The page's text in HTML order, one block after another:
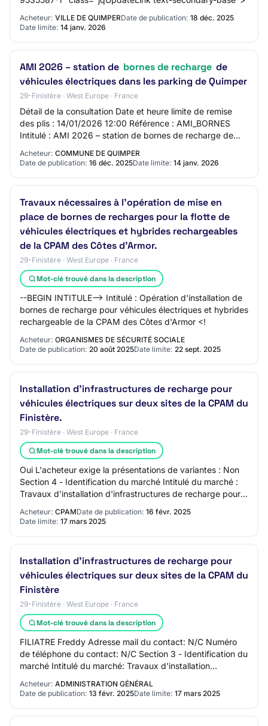
Acheteur: VILLE DE QUIMPERDate de publication: 18 déc. 2025
Date limite: 14 janv. 2026
AMI 2026 – station de bornes de recharge de
véhicules électriques dans les parking de Quimper
29-Finistère · West Europe · France
Détail de la consultation Date et heure limite de remise
des plis : 14/01/2026 12:00 Référence : AMI_BORNES
Intitulé : AMI 2026 – station de bornes de recharge de
Acheteur: COMMUNE DE QUIMPER
Date de publication: 16 déc. 2025Date limite: 14 janv. 2026
Travaux nécessaires à l’opération de mise en
place de bornes de recharges pour la flotte de
véhicules électriques et hybrides rechargeables
de la CPAM des Côtes d’Armor.
29-Finistère · West Europe · France
Mot-clé trouvé dans la description
--BEGIN INTITULE--> Intitulé : Opération d'installation de
bornes de recharge pour véhicules électriques et hybrides
rechargeable de la CPAM des Côtes d'Armor <!
Acheteur: ORGANISMES DE SÉCURITÉ SOCIALE
Date de publication: 20 août 2025Date limite: 22 sept. 2025
Installation d'infrastructures de recharge pour
véhicules électriques sur deux sites de la CPAM du
Finistère.
29-Finistère · West Europe · France
Mot-clé trouvé dans la description
Oui L'acheteur exige la présentations de variantes : Non
Section 4 - Identification du marché Intitulé du marché :
Travaux d'installation d'infrastructures de recharge pour
Acheteur: CPAMDate de publication: 16 févr. 2025
Date limite: 17 mars 2025
Installation d'infrastructures de recharge pour
véhicules électriques sur deux sites de la CPAM du
Finistère
29-Finistère · West Europe · France
Mot-clé trouvé dans la description
FILIATRE Freddy Adresse mail du contact: N/C Numéro
de téléphone du contact: N/C Section 3 - Identification du
marché Intitulé du marché: Travaux d'installation
d'infrastructures de recharge pour véh…
Acheteur: ADMINISTRATION GÉNÉRAL
Date de publication: 13 févr. 2025Date limite: 17 mars 2025